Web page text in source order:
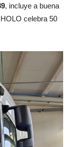
, incluye a buena
celebra 50